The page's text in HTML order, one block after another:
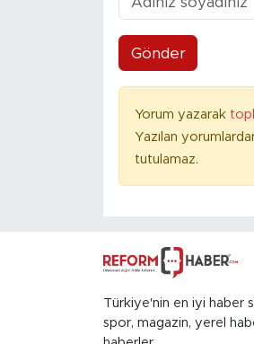
Gönder
Yorum yazarak
Yazılan
tutulamaz.
Türkiye'nin en iyi haber
spor, magazin, yerel